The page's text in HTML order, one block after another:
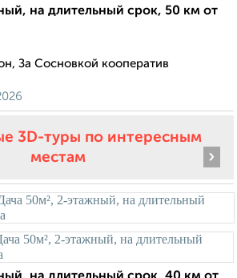
на длительный срок, 50 км от
За Сосновкой кооператив
3D-туры по интересным
местам
›